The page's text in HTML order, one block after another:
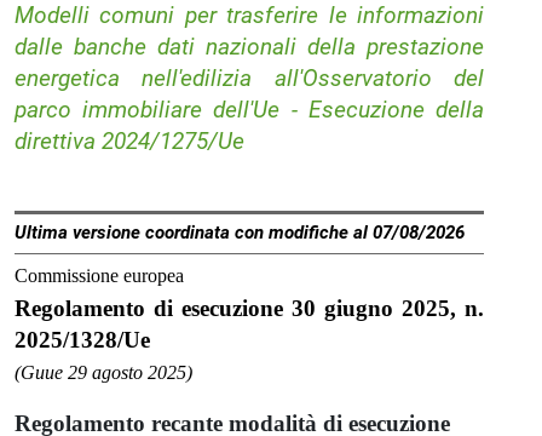
Modelli comuni per trasferire le informazioni
dalle banche dati nazionali della prestazione
energetica nell'edilizia all'Osservatorio del
parco immobiliare dell'Ue - Esecuzione della
direttiva 2024/1275/Ue
Ultima versione coordinata con modifiche al 07/08/2026
Commissione europea
Regolamento di esecuzione 30 giugno 2025, n.
2025/1328/Ue
(Guue 29 agosto 2025)
Regolamento recante modalità di esecuzione